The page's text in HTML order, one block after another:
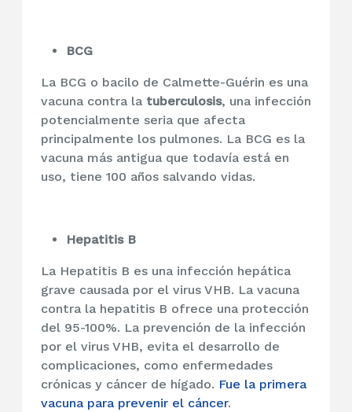
BCG
La BCG o bacilo de Calmette-Guérin es una
vacuna contra la tuberculosis, una infección
potencialmente seria que afecta
principalmente los pulmones. La BCG es la
vacuna más antigua que todavía está en
uso, tiene 100 años salvando vidas.
Hepatitis B
La Hepatitis B es una infección hepática
grave causada por el virus VHB. La vacuna
contra la hepatitis B ofrece una protección
del 95-100%. La prevención de la infección
por el virus VHB, evita el desarrollo de
complicaciones, como enfermedades
crónicas y cáncer de hígado. Fue la primera
vacuna para prevenir el cáncer.